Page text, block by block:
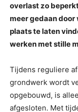
overlast zo
meer gedaan
plaats te laten
werken met stille
Tijdens reguliere
grondwerk wordt
opgebouwd, is
afgesloten. Met